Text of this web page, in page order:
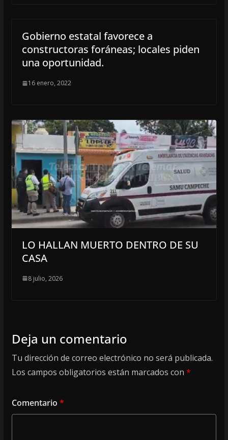
Gobierno estatal favorece a
constructoras foráneas; locales piden
una oportunidad.
16 enero, 2022
LO HALLAN MUERTO DENTRO DE SU
CASA
8 julio, 2026
Deja un comentario
Tu dirección de correo electrónico no será publicada.
Los campos obligatorios están marcados con *
Comentario *